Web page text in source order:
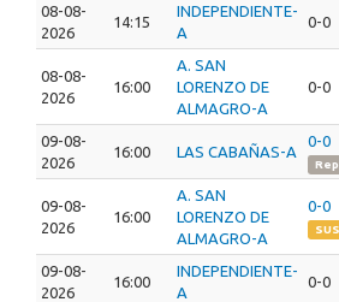
08-08-
2026
14:15
INDEPENDIENTE-
A
0-0
08-08-
2026
16:00
A. SAN
LORENZO DE
ALMAGRO-A
0-0
09-08-
2026
16:00 LAS CABAÑAS-A
0-0
09-08-
2026
16:00
A. SAN
LORENZO DE
ALMAGRO-A
0-0
09-08-
2026
16:00
INDEPENDIENTE-
A
0-0